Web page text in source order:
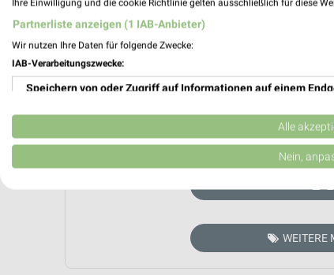
Aktuell
WEITERE
Ihre Einwilligung und die cookie Richtlinie gelten ausschließlich für diese
Partnerliste anzeigen (1 IAB-Anbieter)
Wir nutzen Ihre Daten für folgende Zwecke:
IAB-Verarbeitungszwecke:
Speichern von oder Zugriff auf Informationen auf einem
Verwendung reduzierter Daten zur Auswahl von
Erstellung von Profilen für personalisierte Werbung
Verwendung von Profilen zur Auswahl personalisierter
Alle
Nein,